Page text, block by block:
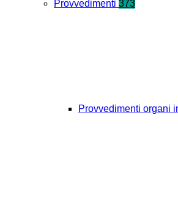
Provvedimenti 373
Provvedimenti organi